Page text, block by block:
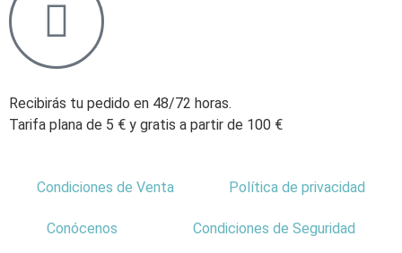
Recibirás tu pedido en 48/72 horas.
Tarifa plana de 5 € y gratis a partir de 100 €
Condiciones de Venta Política de privacidad
Conócenos Condiciones de Seguridad